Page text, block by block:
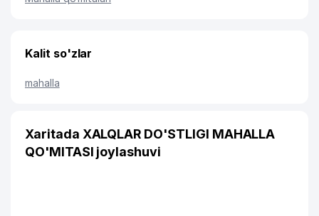
Kalit so'zlar
mahalla
Xaritada XALQLAR DO'STLIGI MAHALLA
QO'MITASI joylashuvi